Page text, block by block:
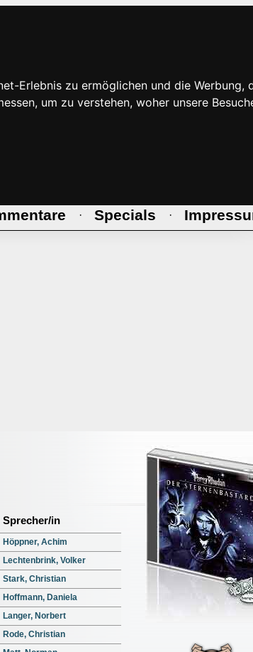
Erlebnis zu ermöglichen und die Werbung,
um zu verstehen, woher unsere
· Specials ·
Sprecher/in
Höppner, Achim
Lechtenbrink, Volker
Stark, Christian
Hoffmann, Daniela
Langer, Norbert
Rode, Christian